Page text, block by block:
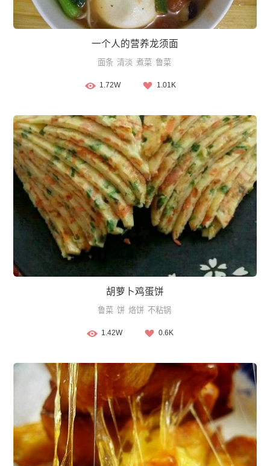
一个人的营养龙须面
面条 清淡 煮菜 鲁菜
1.72W 1.01K
胡萝卜鸡蛋饼
鲁菜 饼 烙饼 不粘锅
1.42W 0.6K